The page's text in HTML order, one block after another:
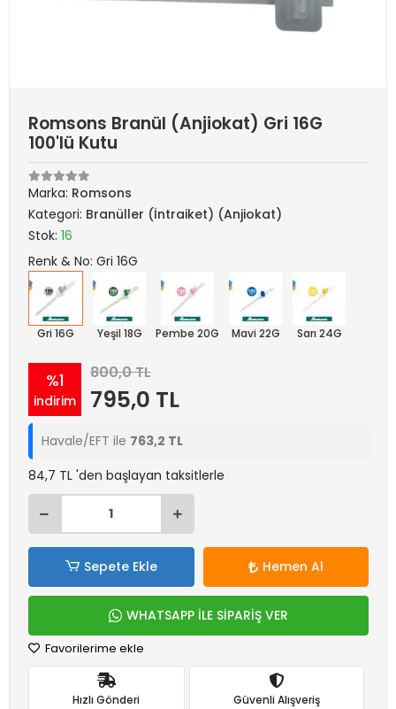
Romsons Branül (Anjiokat) Gri 16G
100'lü Kutu
Marka: Romsons
Kategori: Branüller (İntraiket) (Anjiokat)
Stok: 16
Renk & No: Gri 16G
Gri 16G Yeşil 18G Pembe 20G Mavi 22G Sarı 24G
%1
indirim
800,0 TL
795,0 TL
Havale/EFT ile 763,2 TL
84,7 TL 'den başlayan taksitlerle
Sepete Ekle Hemen Al
WHATSAPP İLE SİPARİŞ VER
Favorilerime ekle
Hızlı Gönderi Güvenli Alışveriş